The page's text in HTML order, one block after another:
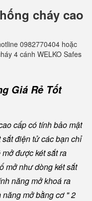
cháy cao
0982770404 hoặc
4 cánh WELKO Safes
Giá Rẻ Tốt
cấp có tính bảo mật
điện tử các bạn chỉ
được két sắt ra
mở như dòng két sắt
năng mở khoá ra
mở bằng cơ " 2